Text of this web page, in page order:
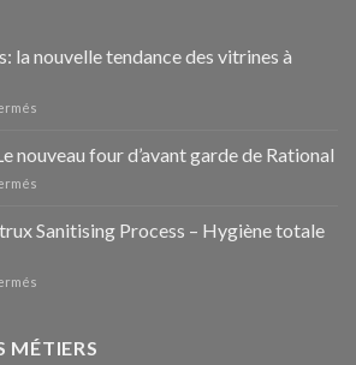
la nouvelle tendance des vitrines à
Pozzettis:
des
nouveau four d’avant garde de Rational
–
de
Sanitising Process – Hygiène totale
Zitrux
MÉTIERS